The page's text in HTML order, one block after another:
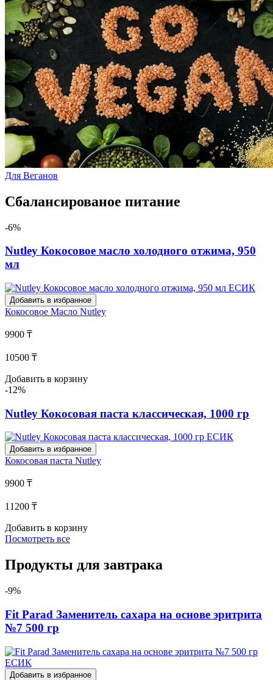
Для Веганов
Сбалансированое питание
-6%
Nutley Кокосовое масло холодного отжима, 950
мл
Добавить в избранное
Кокосовое Масло Nutley
9900 ₸
10500 ₸
Добавить в корзину
-12%
Nutley Кокосовая паста классическая, 1000 гр
Добавить в избранное
Кокосовая паста Nutley
9900 ₸
11200 ₸
Добавить в корзину
Посмотреть все
Продукты для завтрака
-9%
Fit Parad Заменитель сахара на основе эритрита
№7 500 гр
Добавить в избранное